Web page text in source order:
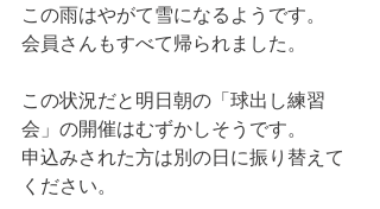
この雨はやがて雪になるようです。
会員さんもすべて帰られました。
この状況だと明日朝の「球出し練習
会」の開催はむずかしそうです。
申込みされた方は別の日に振り替えて
ください。